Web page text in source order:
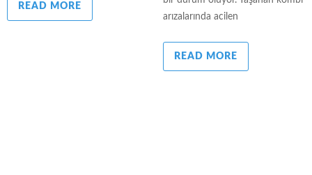
READ MORE
arızalarında acilen
READ MORE